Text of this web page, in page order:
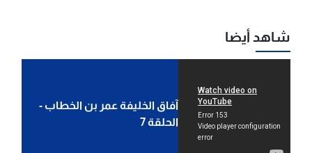
شاهد أيضا
آفاق الخليفة عمر بن الخطاب -
الحلقة 7